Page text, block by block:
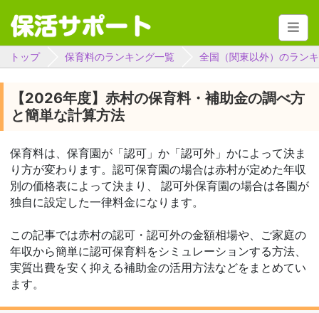
トップ 保育料のランキング一覧 全国（関東以外）のラン
【2026年度】赤村の保育料・補助金の調べ方
と簡単な計算方法
保育料は、保育園が「認可」か「認可外」かによって決ま
り方が変わります。認可保育園の場合は赤村が定めた年収
別の価格表によって決まり、 認可外保育園の場合は各園が
独自に設定した一律料金になります。
この記事では赤村の認可・認可外の金額相場や、ご家庭の
年収から簡単に認可保育料をシミュレーションする方法、
実質出費を安く抑える補助金の活用方法などをまとめてい
ます。